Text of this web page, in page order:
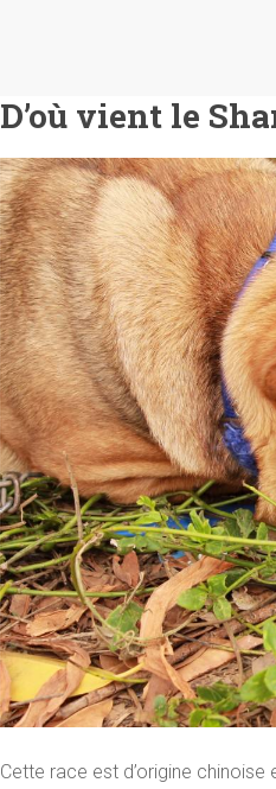
D’où vient le
Cette race est d’origine